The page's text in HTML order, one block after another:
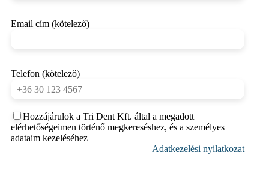
Email cím (kötelező)
Telefon (kötelező)
Hozzájárulok a Tri Dent Kft. által a megadott
elérhetőségeimen történő megkereséshez, és a személyes
adataim kezeléséhez
Adatkezelési nyilatkozat